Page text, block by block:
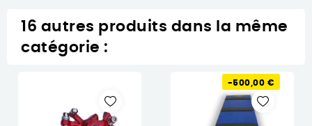
16 autres produits dans la même
catégorie :
-500,00 €